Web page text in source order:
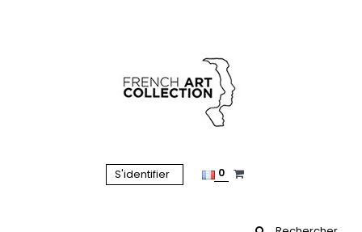
S'identifier 0